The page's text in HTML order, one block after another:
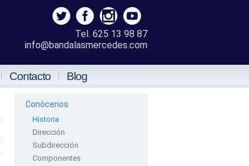
Tel. 625 13 98 87
info@bandalasmercedes.com
Contacto Blog
Conócenos
Historia
Dirección
Subdirección
Componentes